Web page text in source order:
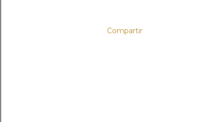
Compartir